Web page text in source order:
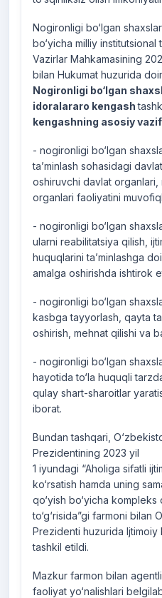
Nogironligi bo‘lgan
bo‘yicha milliy
Vazirlar Mahkamasining
bilan Hukumat huzurida
Nogironligi bo‘lgan
idoralararo kengash
kengashning asosiy
- nogironligi bo‘lgan
ta’minlash sohasidagi
oshiruvchi davlat organlari,
organlari faoliyatini
- nogironligi bo‘lgan
ularni reabilitatsiya qilish,
huquqlarini ta’minlashga
amalga oshirishda ishtirok
- nogironligi bo‘lgan
kasbga tayyorlash, qayta
oshirish, mehnat qilishi va
- nogironligi bo‘lgan
hayotida to‘la huquqli
qulay shart-sharoitlar
iborat.
Bundan tashqari,
Prezidentining 2023 yil
1 iyundagi “Aholiga sifatli
ko‘rsatish hamda uning
qo‘yish bo‘yicha
to‘g‘risida”gi farmoni bilan
Prezidenti huzurida Ijtimoiy
tashkil etildi.
Mazkur farmon bilan
faoliyat yo‘nalishlari